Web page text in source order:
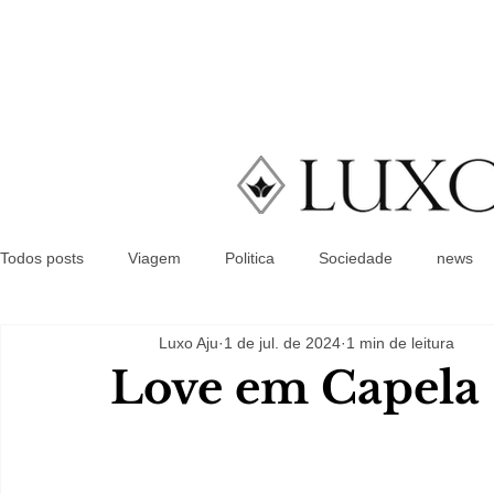
Todos posts Viagem Politica Sociedade news
Love em Capela
Luxo Aju 1 de jul. de 2024 1 min de leitura